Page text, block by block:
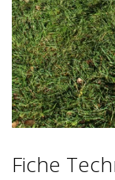
Fiche